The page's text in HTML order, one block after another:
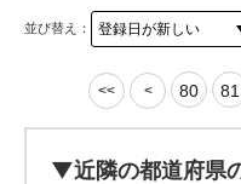
並び替え：
<< < 80 81
▼近隣の都道府県